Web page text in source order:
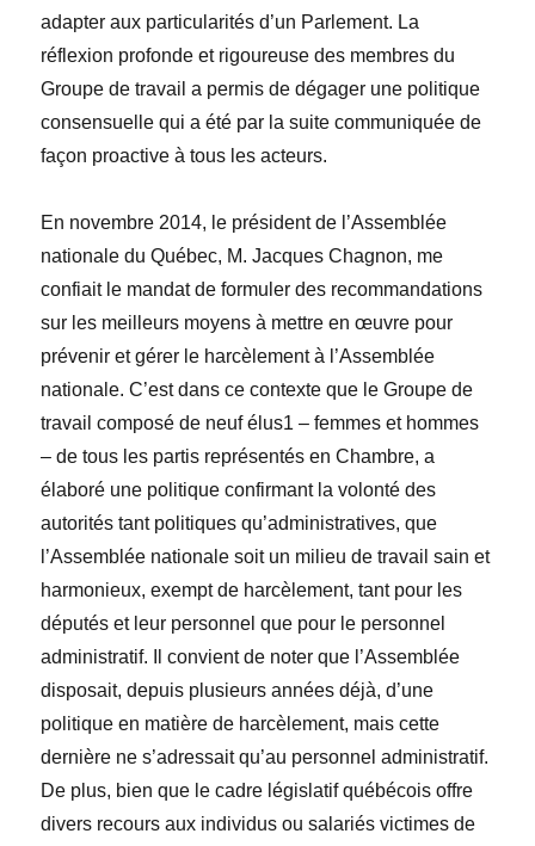
adapter aux particularités d’un Parlement. La
réflexion profonde et rigoureuse des membres du
Groupe de travail a permis de dégager une politique
consensuelle qui a été par la suite communiquée de
façon proactive à tous les acteurs.
En novembre 2014, le président de l’Assemblée
nationale du Québec, M. Jacques Chagnon, me
confiait le mandat de formuler des recommandations
sur les meilleurs moyens à mettre en œuvre pour
prévenir et gérer le harcèlement à l’Assemblée
nationale. C’est dans ce contexte que le Groupe de
travail composé de neuf élus1 – femmes et hommes
– de tous les partis représentés en Chambre, a
élaboré une politique confirmant la volonté des
autorités tant politiques qu’administratives, que
l’Assemblée nationale soit un milieu de travail sain et
harmonieux, exempt de harcèlement, tant pour les
députés et leur personnel que pour le personnel
administratif. Il convient de noter que l’Assemblée
disposait, depuis plusieurs années déjà, d’une
politique en matière de harcèlement, mais cette
dernière ne s’adressait qu’au personnel administratif.
De plus, bien que le cadre législatif québécois offre
divers recours aux individus ou salariés victimes de